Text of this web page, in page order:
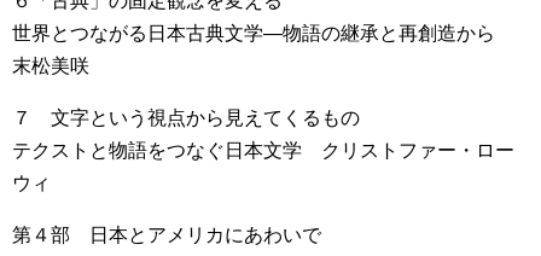
世界とつながる日本古典文学―物語の継承と再創造から
末松美咲
７ 文字という視点から見えてくるもの
テクストと物語をつなぐ日本文学 クリストファー・ロー
ウィ
第４部 日本とアメリカにあわいで